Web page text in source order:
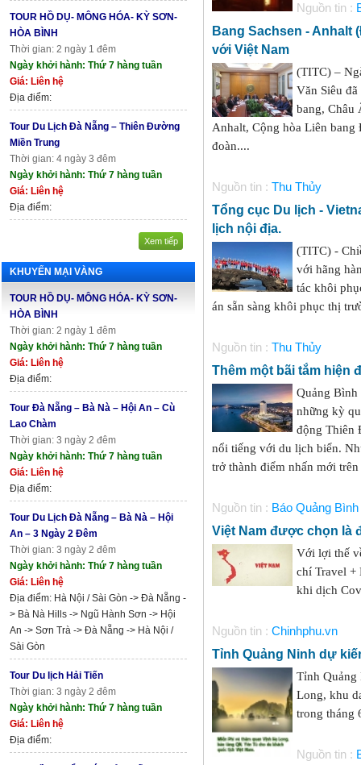
TOUR HỒ DỤ- MÔNG HÓA- KỲ SƠN-
HÒA BÌNH
Thời gian: 2 ngày 1 đêm
Ngày khởi hành: Thứ 7 hàng tuần
Giá: Liên hệ
Địa điểm:
Tour Du Lịch Đà Nẵng – Thiên Đường
Miền Trung
Thời gian: 4 ngày 3 đêm
Ngày khởi hành: Thứ 7 hàng tuần
Giá: Liên hệ
Địa điểm:
Xem tiếp
KHUYẾN MẠI VÀNG
TOUR HỒ DỤ- MÔNG HÓA- KỲ SƠN-
HÒA BÌNH
Thời gian: 2 ngày 1 đêm
Ngày khởi hành: Thứ 7 hàng tuần
Giá: Liên hệ
Địa điểm:
Tour Đà Nẵng – Bà Nà – Hội An – Cù
Lao Chàm
Thời gian: 3 ngày 2 đêm
Ngày khởi hành: Thứ 7 hàng tuần
Giá: Liên hệ
Địa điểm:
Tour Du Lịch Đà Nẵng – Bà Nà – Hội
An – 3 Ngày 2 Đêm
Thời gian: 3 ngày 2 đêm
Ngày khởi hành: Thứ 7 hàng tuần
Giá: Liên hệ
Địa điểm: Hà Nội / Sài Gòn -> Đà Nẵng -
> Bà Nà Hills -> Ngũ Hành Sơn -> Hội
An -> Sơn Trà -> Đà Nẵng -> Hà Nội /
Sài Gòn
Tour Du lịch Hải Tiến
Thời gian: 3 ngày 2 đêm
Ngày khởi hành: Thứ 7 hàng tuần
Giá: Liên hệ
Địa điểm:
Nguồn tin :
Bang Sachsen - Anhalt
với Việt Nam
(TITC) –
Văn Siêu
bang, Châu
Anhalt, Cộng hòa Liên
đoàn....
Nguồn tin : Thu Thủy
Tổng cục Du lịch -
lịch nội địa.
(TITC) -
với hãng
tác khôi
án sẵn sàng khôi phục thị
Nguồn tin : Thu Thủy
Thêm một bãi tắm hiện
Quảng
những kỳ
động Thiên
nổi tiếng với du lịch biển.
trở thành điểm nhấn mới
Nguồn tin : Báo Quảng Bình
Việt Nam được chọn là
Với lợi thế
chí Travel +
khi dịch
Nguồn tin : Chinhphu.vn
Tỉnh Quảng Ninh dự
Tỉnh Quảng
Long, khu
trong tháng
Nguồn tin :